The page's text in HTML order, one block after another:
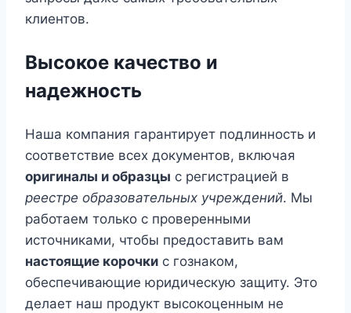
клиентов.
Высокое качество и
надежность
Наша компания гарантирует подлинность и
соответствие всех документов, включая
оригиналы и образцы с регистрацией в
реестре образовательных учреждений. Мы
работаем только с проверенными
источниками, чтобы предоставить вам
настоящие корочки с гознаком,
обеспечивающие юридическую защиту. Это
делает наш продукт высокоценным не